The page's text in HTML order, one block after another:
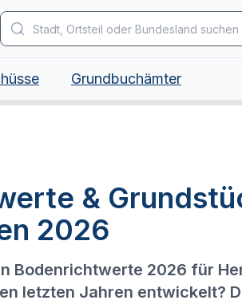
Grundbuchämter
&
2026
Bodenrichtwerte 2026 für
letzten Jahren entwickelt?